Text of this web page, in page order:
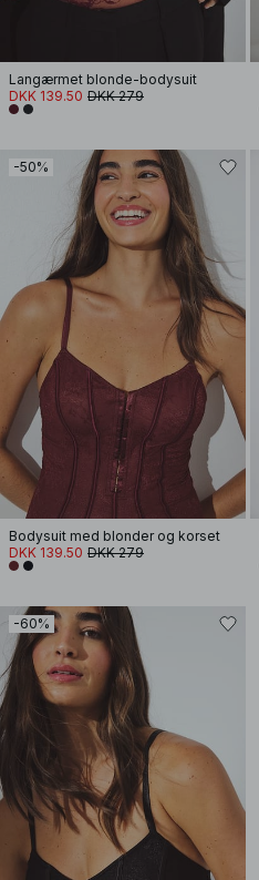
Langærmet blonde-bodysuit
DKK 139.50 DKK 279
-50%
Bodysuit med blonder og korset
DKK 139.50 DKK 279
-60%